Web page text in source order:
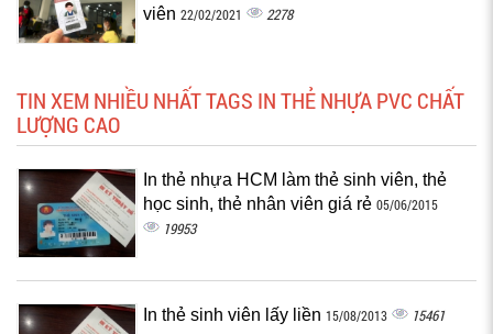
viên 22/02/2021 2278
TIN XEM NHIỀU NHẤT TAGS IN THẺ NHỰA PVC CHẤT
LƯỢNG CAO
In thẻ nhựa HCM làm thẻ sinh viên, thẻ
học sinh, thẻ nhân viên giá rẻ 05/06/2015
19953
In thẻ sinh viên lấy liền 15/08/2013 15461